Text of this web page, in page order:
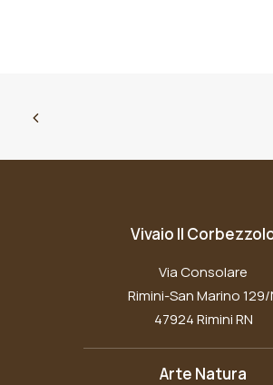
Vivaio Il
Via Consolare
Rimini-San Marino 129/
47924 Rimini RN
Arte Natura